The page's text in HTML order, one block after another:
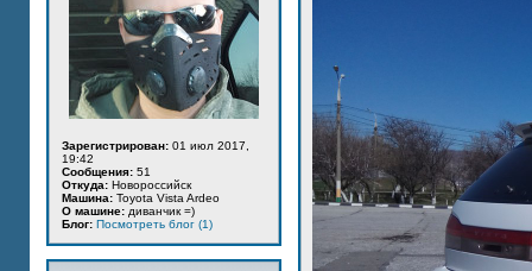
Зарегистрирован: 01 июл 2017,
19:42
Сообщения: 51
Откуда: Новороссийск
Машина: Toyota Vista Ardeo
О машине: диванчик =)
Блог: Посмотреть блог (1)